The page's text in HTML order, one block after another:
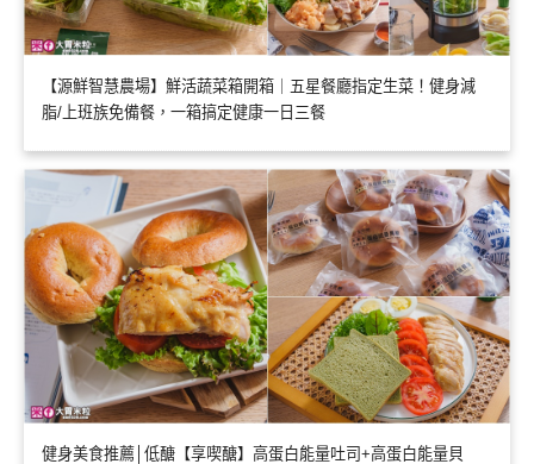
【源鮮智慧農場】鮮活蔬菜箱開箱｜五星餐廳指定生菜！健身減
脂/上班族免備餐，一箱搞定健康一日三餐
健身美食推薦│低醣【享喫醣】高蛋白能量吐司+高蛋白能量貝